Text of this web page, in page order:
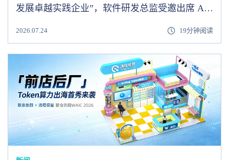
发展卓越实践企业”，软件研发总监受邀出席 AI
2026.07.24 19分钟阅读